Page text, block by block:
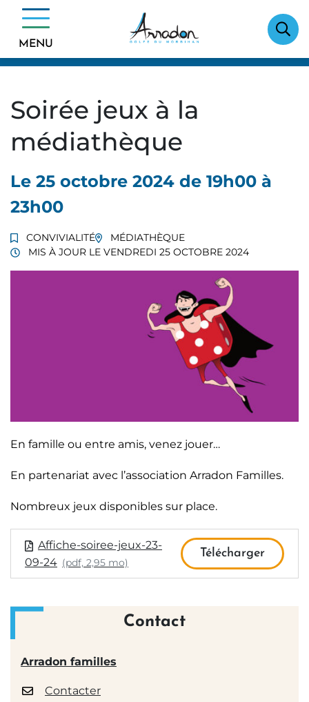
Aller
contenu
MENU
Sport / Culture / Vie associative
Convivialité
Soirée jeux à la médiathèque
Soirée jeux à la
médiathèque
Le 25 octobre 2024 de 19h00 à
23h00
CONVIVIALITÉ
MÉDIATHÈQUE
MIS À JOUR LE VENDREDI 25 OCTOBRE 2024
En famille ou entre amis, venez jouer…
En partenariat avec l’association Arradon Familles.
Nombreux jeux disponibles sur place.
Affiche-soiree-jeux-23-
09-24 (pdf, 2,95 mo)
Télécharger
Contact
Arradon familles
Contacter